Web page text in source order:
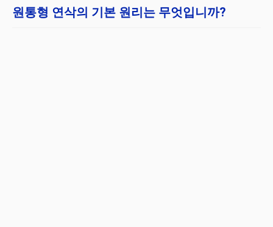
원통형 연삭의 기본 원리는 무엇입니까?